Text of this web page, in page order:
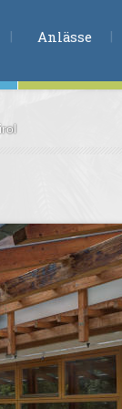
Anlässe